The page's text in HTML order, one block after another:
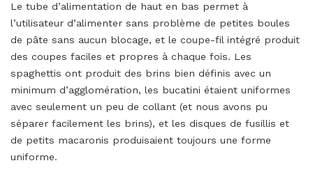
Le tube d’alimentation de haut en bas permet à
l’utilisateur d’alimenter sans problème de petites boules
de pâte sans aucun blocage, et le coupe-fil intégré produit
des coupes faciles et propres à chaque fois. Les
spaghettis ont produit des brins bien définis avec un
minimum d’agglomération, les bucatini étaient uniformes
avec seulement un peu de collant (et nous avons pu
séparer facilement les brins), et les disques de fusillis et
de petits macaronis produisaient toujours une forme
uniforme.